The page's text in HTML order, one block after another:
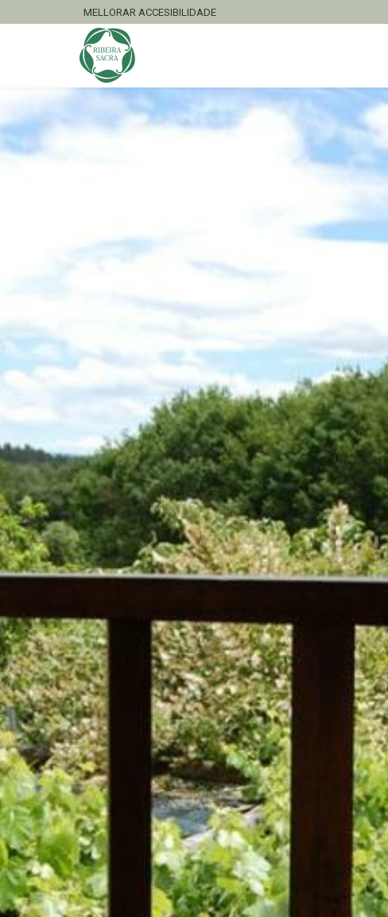
MELLORAR ACCESIBILIDADE